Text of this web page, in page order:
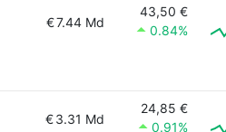
€7.44 Md
43,50 €
0.84%
€3.31 Md
24,85 €
0.91%